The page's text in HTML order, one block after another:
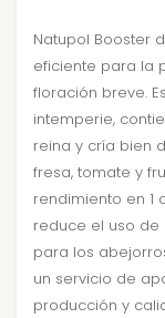
Natupol Booster
eficiente para la
floración breve.
intemperie,
reina y cría bien
fresa, tomate y
rendimiento en 1
reduce el uso de
para los
un servicio de
producción y